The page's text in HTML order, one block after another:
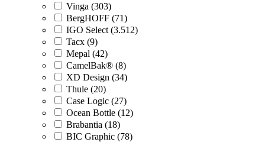
Vinga (303)
BergHOFF (71)
IGO Select (3.512)
Tacx (9)
Mepal (42)
CamelBak® (8)
XD Design (34)
Thule (20)
Case Logic (27)
Ocean Bottle (12)
Brabantia (18)
BIC Graphic (78)